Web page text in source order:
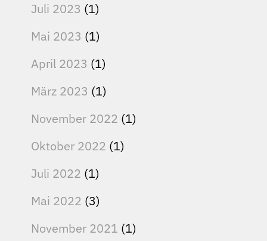
Juli 2023 (1)
Mai 2023 (1)
April 2023 (1)
März 2023 (1)
November 2022 (1)
Oktober 2022 (1)
Juli 2022 (1)
Mai 2022 (3)
November 2021 (1)